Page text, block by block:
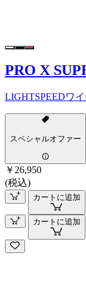
PRO X
LIGHTSPEEDワ
スペシャルオファー
￥26,950
(税込)
カートに追加
カートに追加